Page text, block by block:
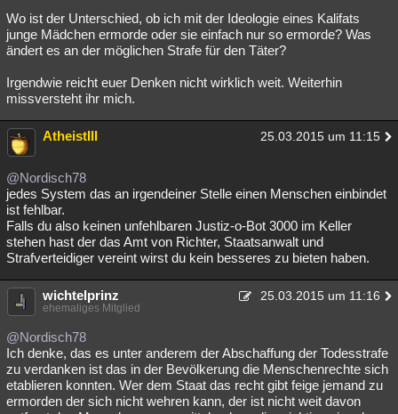
Musik Clash Verbesserungen Allmystery English
Übersichten
Lesenswert Schlüsselwörter
Wo ist der Unterschied, ob ich mit der Ideologie eines Kalifats
junge Mädchen ermorde oder sie einfach nur so ermorde? Was
ändert es an der möglichen Strafe für den Täter?
Irgendwie reicht euer Denken nicht wirklich weit. Weiterhin
missversteht ihr mich.
AtheistIII 25.03.2015 um 11:15
@Nordisch78
jedes System das an irgendeiner Stelle einen Menschen einbindet
ist fehlbar.
Falls du also keinen unfehlbaren Justiz-o-Bot 3000 im Keller
stehen hast der das Amt von Richter, Staatsanwalt und
Strafverteidiger vereint wirst du kein besseres zu bieten haben.
wichtelprinz 25.03.2015 um 11:16
ehemaliges Mitglied
@Nordisch78
Ich denke, das es unter anderem der Abschaffung der Todesstrafe
zu verdanken ist das in der Bevölkerung die Menschenrechte sich
etablieren konnten. Wer dem Staat das recht gibt feige jemand zu
ermorden der sich nicht wehren kann, der ist nicht weit davon